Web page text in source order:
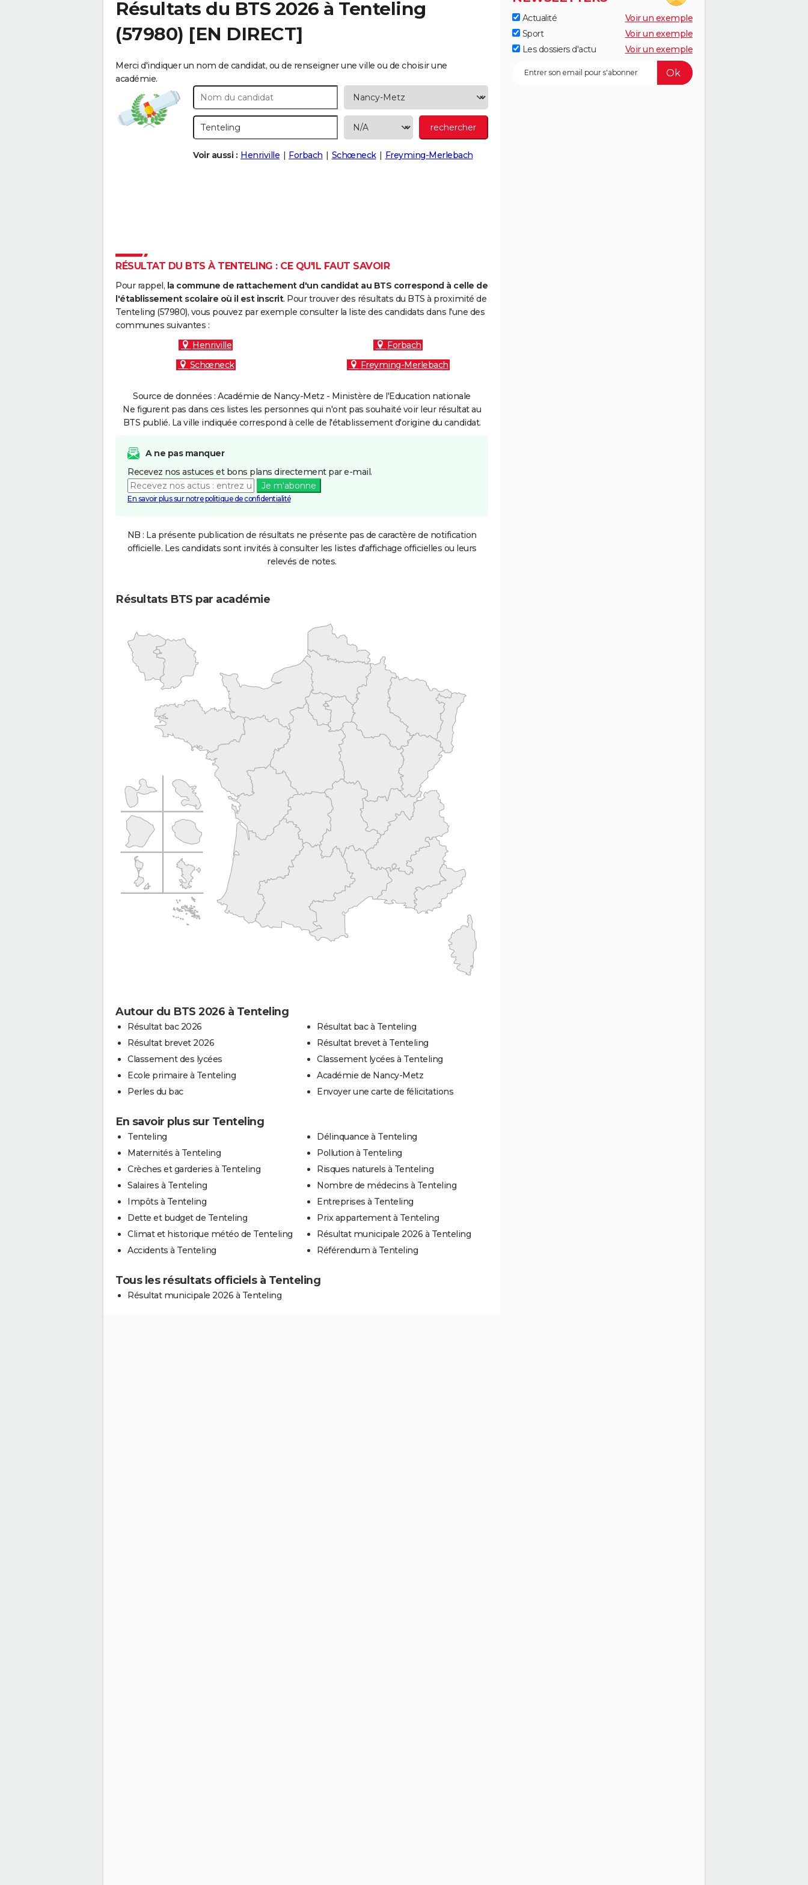
Résultats du BTS 2026 à Tenteling
(57980) [EN DIRECT]
Merci d'indiquer un nom de candidat, ou de renseigner une ville ou de choisir une
académie.
Voir aussi : Henriville Forbach Schœneck Freyming-Merlebach
RÉSULTAT DU BTS À TENTELING : CE QU'IL FAUT SAVOIR
Pour rappel, la commune de rattachement d'un candidat au BTS correspond à celle de
l'établissement scolaire où il est inscrit. Pour trouver des résultats du BTS à proximité de
Tenteling (57980), vous pouvez par exemple consulter la liste des candidats dans l'une des
communes suivantes :
Henriville
Forbach
Schœneck
Freyming-Merlebach
Source de données : Académie de Nancy-Metz - Ministère de l'Education nationale
Ne figurent pas dans ces listes les personnes qui n'ont pas souhaité voir leur résultat au
BTS publié. La ville indiquée correspond à celle de l'établissement d'origine du candidat.
A ne pas manquer
Recevez nos astuces et bons plans directement par e-mail.
Je m'abonne
En savoir plus sur notre politique de confidentialité
NB : La présente publication de résultats ne présente pas de caractère de notification
officielle. Les candidats sont invités à consulter les listes d'affichage officielles ou leurs
relevés de notes.
Résultats BTS par académie
Autour du BTS 2026 à Tenteling
Résultat bac 2026
Résultat brevet 2026
Classement des lycées
Ecole primaire à Tenteling
Perles du bac
Résultat bac à Tenteling
Résultat brevet à Tenteling
Classement lycées à Tenteling
Académie de Nancy-Metz
Envoyer une carte de félicitations
En savoir plus sur Tenteling
Tenteling
Maternités à Tenteling
Crèches et garderies à Tenteling
Salaires à Tenteling
Impôts à Tenteling
Dette et budget de Tenteling
Climat et historique météo de Tenteling
Accidents à Tenteling
Délinquance à Tenteling
Pollution à Tenteling
Risques naturels à Tenteling
Nombre de médecins à Tenteling
Entreprises à Tenteling
Prix appartement à Tenteling
Résultat municipale 2026 à Tenteling
Référendum à Tenteling
Tous les résultats officiels à Tenteling
Résultat municipale 2026 à Tenteling
Actualité
Voir un exemple
Sport
Voir un exemple
Les dossiers d'actu
Voir un exemple